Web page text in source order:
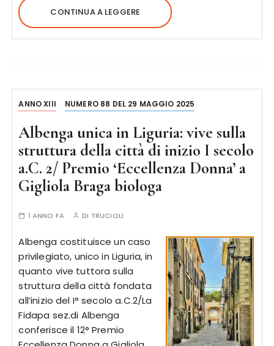
CONTINUA A LEGGERE
ANNO XIII NUMERO 88 DEL 29 MAGGIO 2025
Albenga unica in Liguria: vive sulla
struttura della città di inizio I secolo
a.C. 2/ Premio ‘Eccellenza Donna’ a
Gigliola Braga biologa
1 ANNO FA DI TRUCIOLI
Albenga costituisce un caso
privilegiato, unico in Liguria, in
quanto vive tuttora sulla
struttura della città fondata
all’inizio del I° secolo a.C.2/La
Fidapa sez.di Albenga
conferisce il 12° Premio